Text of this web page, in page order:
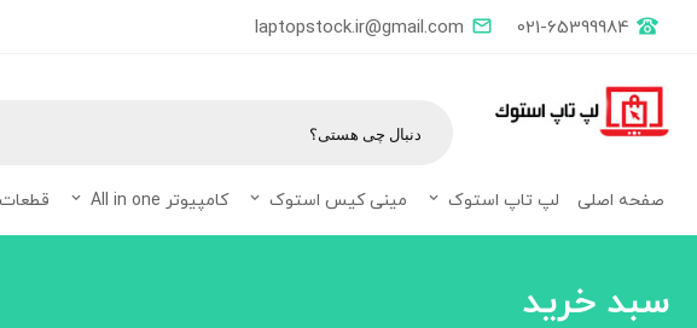
laptopstock.ir@gmail.com 021-65399984
صفحه اصلی لپ تاپ استوک مینی کیس استوک کامپیوتر All in one قطعات
سبد خرید